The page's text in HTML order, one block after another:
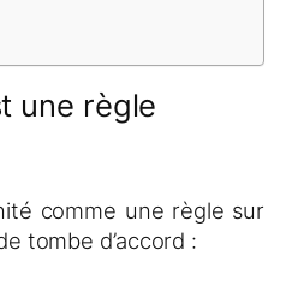
une règle
comme une règle sur
tombe d’accord :